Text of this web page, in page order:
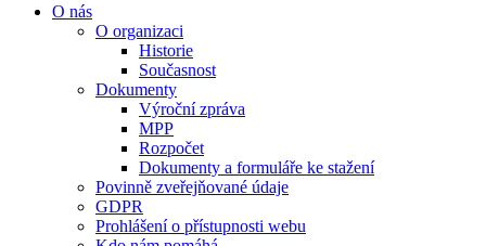
O nás
O organizaci
Historie
Současnost
Dokumenty
Výroční zpráva
MPP
Rozpočet
Dokumenty a formuláře ke stažení
Povinně zveřejňované údaje
GDPR
Prohlášení o přístupnosti webu